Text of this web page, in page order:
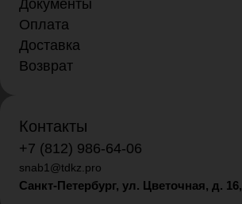
Документы
Оплата
Доставка
Возврат
Контакты
+7 (812) 986-64-06
snab1@tdkz.pro
Санкт-Петербург, ул. Цветочная, д. 16,